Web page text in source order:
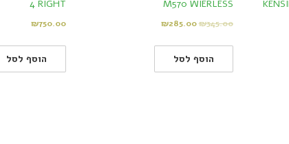
M570 WIERLESS
₪345.00
₪285.00
הוסף לסל
4 RIGHT
₪750.00
הוסף לסל